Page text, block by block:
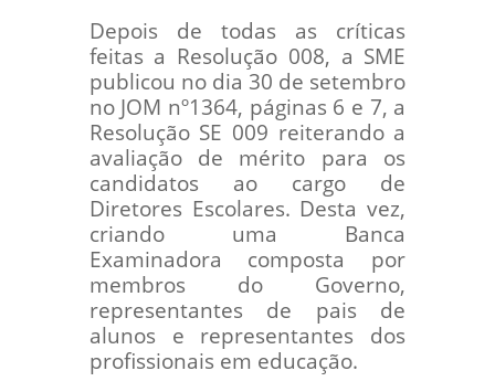
Depois de todas as críticas
feitas a Resolução 008, a SME
publicou no dia 30 de setembro
no JOM nº1364, páginas 6 e 7, a
Resolução SE 009 reiterando a
avaliação de mérito para os
candidatos ao cargo de
Diretores Escolares. Desta vez,
criando uma Banca
Examinadora composta por
membros do Governo,
representantes de pais de
alunos e representantes dos
profissionais em educação.